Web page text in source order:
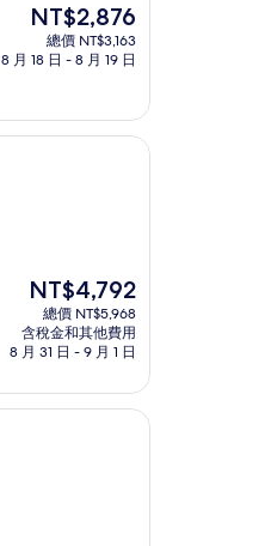
現
價
NT$2,876
NT$2,876
總價 NT$3,163
8 月 18 日 - 8 月 19 日
現
在
價
格
NT$4,792
NT$4,792
總價 NT$5,968
含稅金和其他費用
8 月 31 日 - 9 月 1 日